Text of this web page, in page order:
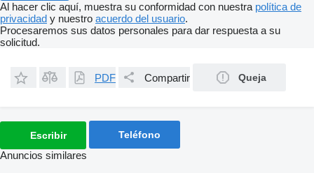
Al hacer clic aquí, muestra su conformidad con nuestra política de
privacidad y nuestro acuerdo del usuario.
Procesaremos sus datos personales para dar respuesta a su
solicitud.
PDF Compartir Queja
Escribir Teléfono
Anuncios similares